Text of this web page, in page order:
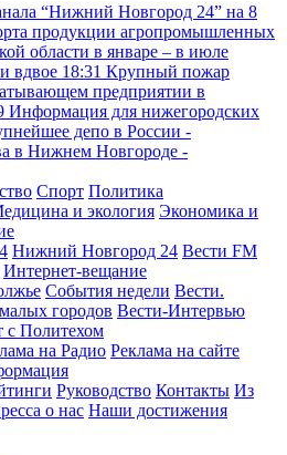
“Нижний Новгород 24” на 8
продукции агропромышленных
области в январе – в июле
вдвое 18:31 Крупный пожар
предприятии в
Информация для нижегородских
депо в России -
в Нижнем Новгороде -
Спорт Политика
и экология Экономика и
Нижний Новгород 24 Вести FM
Интернет-вещание
События недели Вести.
городов Вести-Интервью
с Политехом
на Радио Реклама на сайте
Руководство Контакты Из
о нас Наши достижения